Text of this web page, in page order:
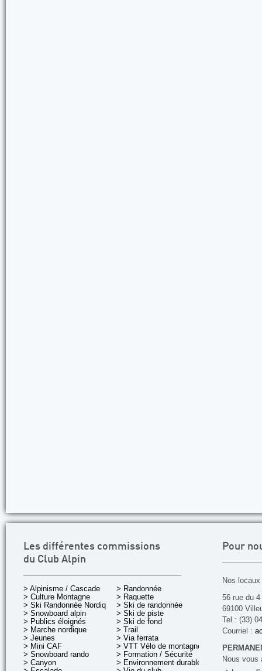
Les différentes commissions
du Club Alpin
> Alpinisme / Cascade
> Culture Montagne
> Ski Randonnée Nordique
> Snowboard alpin
> Publics éloignés
> Marche nordique
> Jeunes
> Mini CAF
> Snowboard rando
> Canyon
> Randonnée
> Raquette
> Ski de randonnée
> Ski de piste
> Ski de fond
> Trail
> Via ferrata
> VTT Vélo de montagne
> Formation / Sécurité
> Environnement durable
Pour
Nos
56 rue du
69100
Tel : (33)
Courriel :
Nous vous